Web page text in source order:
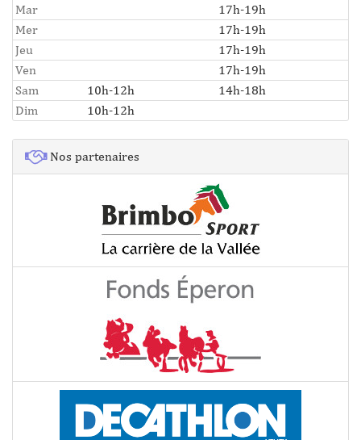
Mar
17h-19h
Mer
17h-19h
Jeu
17h-19h
Ven
17h-19h
Sam
10h-12h
14h-18h
Dim
10h-12h
Nos partenaires